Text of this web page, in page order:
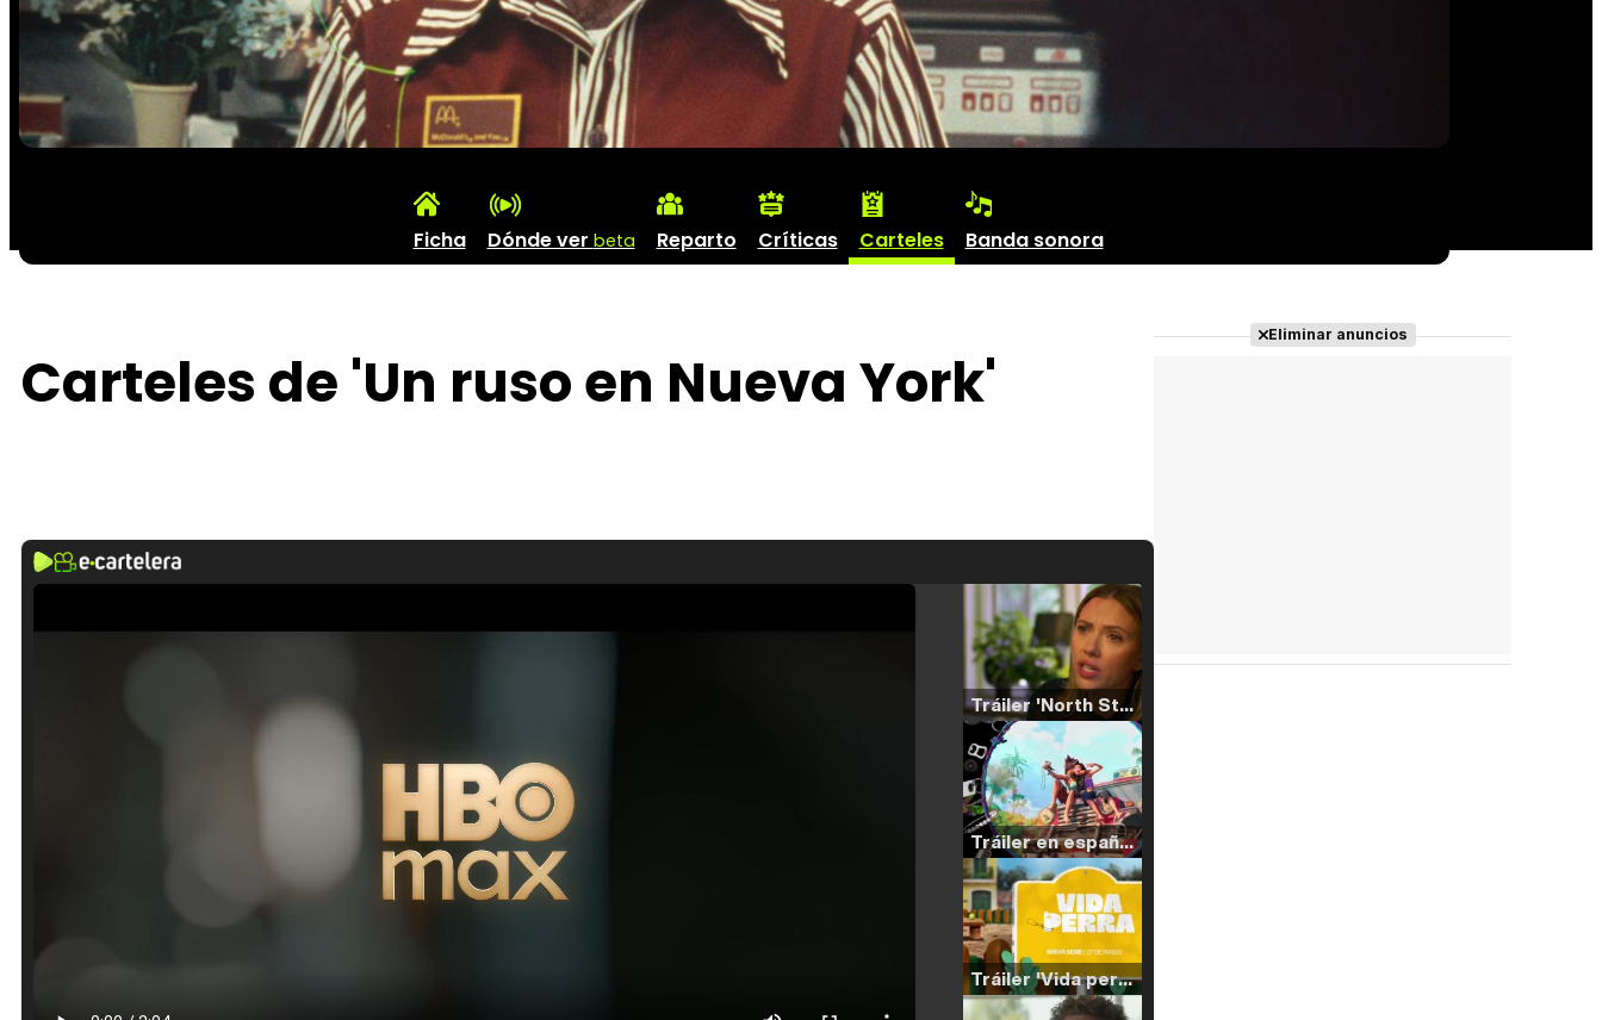
Ficha Dónde ver beta Reparto Críticas Carteles Banda sonora
Carteles de 'Un ruso en Nueva York'
Tráiler 'North Star' (2023)
Tráiler en español de 'La isla olvidada'
Tráiler 'Vida perra' (2026)
Eliminar anuncios